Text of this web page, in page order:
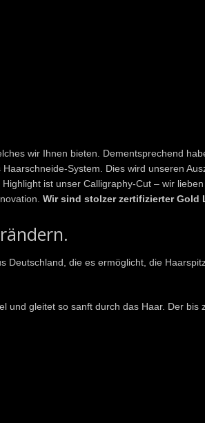
wir Ihnen bieten. Dementsprechend
System. Dies wird unseren
ist unser Calligraphy-Cut – wir
Wir sind stolzer zertifizierter Gold
die es ermöglicht, die
gleitet so sanft durch das Haar. Der bis